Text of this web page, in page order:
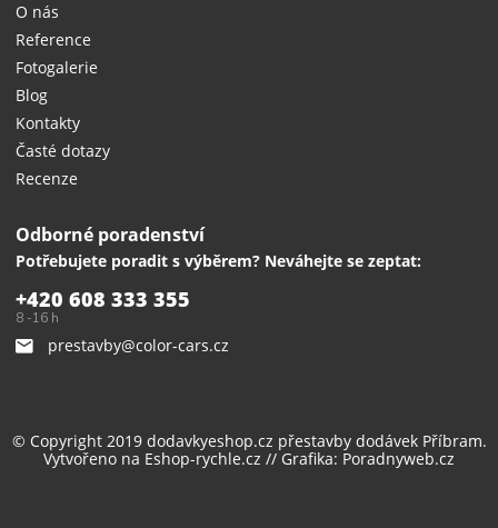
O nás
Reference
Fotogalerie
Blog
Kontakty
Časté dotazy
Recenze
Odborné poradenství
Potřebujete poradit s výběrem? Neváhejte se zeptat:
+420 608 333 355
8 -16 h
prestavby@color-cars.cz
© Copyright 2019 dodavkyeshop.cz přestavby dodávekPříbram.
Vytvořeno na Eshop-rychle.cz // Grafika: Poradnyweb.cz